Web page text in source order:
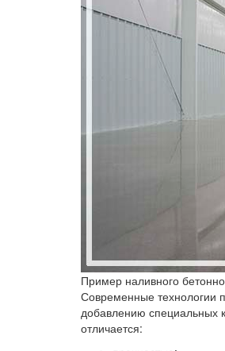
Пример наливного
Современные технологии
добавлению специальных
отличается: